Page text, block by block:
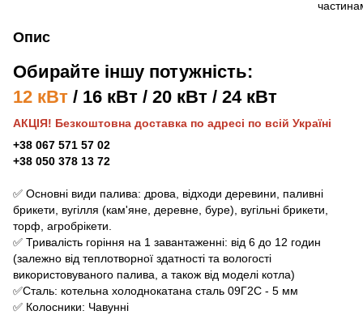
Опис
Обирайте іншу потужність:
12 кВт / 16 кВт / 20 кВт / 24 кВт
АКЦІЯ! Безкоштовна доставка по адресі по всій Україні
+38 067 571 57 02
+38 050 378 13 72
✅ Основні види палива: дрова, відходи деревини, паливні
брикети, вугілля (кам'яне, деревне, буре), вугільні брикети,
торф, агробрікети.
✅ Тривалість горіння на 1 завантаженні: від 6 до 12 годин
(залежно від теплотворної здатності та вологості
використовуваного палива, а також від моделі котла)
✅Сталь: котельна холоднокатана сталь 09Г2С - 5 мм
✅ Колосники: Чавунні